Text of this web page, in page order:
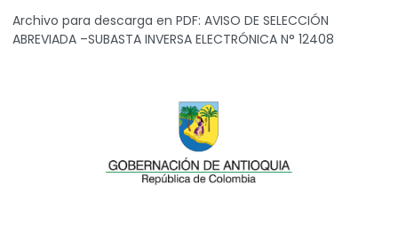
Archivo para descarga en PDF: AVISO DE SELECCIÓN
ABREVIADA –SUBASTA INVERSA ELECTRÓNICA N° 12408